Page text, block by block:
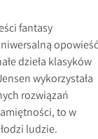
fantasy
dzieła klasyków
wykorzystała
rozwiązań
to w
ludzie.